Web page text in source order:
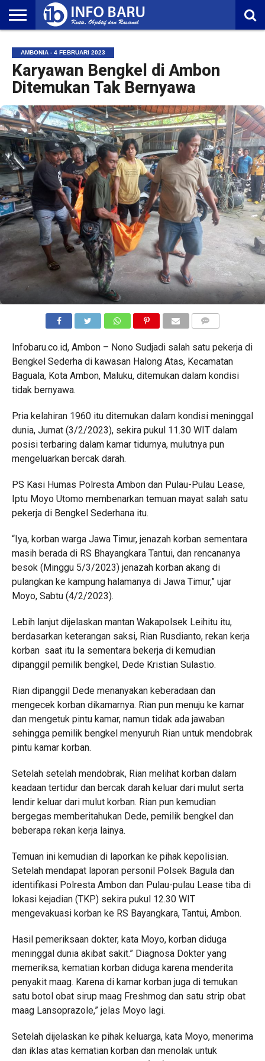
NASIONAL
AMBONIA
MALUKU
EKONOMI
POLITIK
OLAHRAGA
LIFESTYLE
REDAKSI
AMBONIA - 4 FEBRUARI 2023
Karyawan Bengkel di Ambon
Ditemukan Tak Bernyawa
Infobaru.co.id, Ambon – Nono Sudjadi salah satu pekerja di
Bengkel Sederha di kawasan Halong Atas, Kecamatan
Baguala, Kota Ambon, Maluku, ditemukan dalam kondisi
tidak bernyawa.
Pria kelahiran 1960 itu ditemukan dalam kondisi meninggal
dunia, Jumat (3/2/2023), sekira pukul 11.30 WIT dalam
posisi terbaring dalam kamar tidurnya, mulutnya pun
mengeluarkan bercak darah.
PS Kasi Humas Polresta Ambon dan Pulau-Pulau Lease,
Iptu Moyo Utomo membenarkan temuan mayat salah satu
pekerja di Bengkel Sederhana itu.
“Iya, korban warga Jawa Timur, jenazah korban sementara
masih berada di RS Bhayangkara Tantui, dan rencananya
besok (Minggu 5/3/2023) jenazah korban akang di
pulangkan ke kampung halamanya di Jawa Timur,” ujar
Moyo, Sabtu (4/2/2023).
Lebih lanjut dijelaskan mantan Wakapolsek Leihitu itu,
berdasarkan keterangan saksi, Rian Rusdianto, rekan kerja
korban saat itu Ia sementara bekerja di kemudian
dipanggil pemilik bengkel, Dede Kristian Sulastio.
Rian dipanggil Dede menanyakan keberadaan dan
mengecek korban dikamarnya. Rian pun menuju ke kamar
dan mengetuk pintu kamar, namun tidak ada jawaban
sehingga pemilik bengkel menyuruh Rian untuk mendobrak
pintu kamar korban.
Setelah setelah mendobrak, Rian melihat korban dalam
keadaan tertidur dan bercak darah keluar dari mulut serta
lendir keluar dari mulut korban. Rian pun kemudian
bergegas memberitahukan Dede, pemilik bengkel dan
beberapa rekan kerja lainya.
Temuan ini kemudian di laporkan ke pihak kepolisian.
Setelah mendapat laporan personil Polsek Bagula dan
identifikasi Polresta Ambon dan Pulau-pulau Lease tiba di
lokasi kejadian (TKP) sekira pukul 12.30 WIT
mengevakuasi korban ke RS Bayangkara, Tantui, Ambon.
Hasil pemeriksaan dokter, kata Moyo, korban diduga
meninggal dunia akibat sakit.” Diagnosa Dokter yang
memeriksa, kematian korban diduga karena menderita
penyakit maag. Karena di kamar korban juga di temukan
satu botol obat sirup maag Freshmog dan satu strip obat
maag Lansoprazole,” jelas Moyo lagi.
Setelah dijelaskan ke pihak keluarga, kata Moyo, menerima
dan iklas atas kematian korban dan menolak untuk